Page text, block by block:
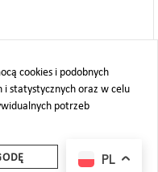
cookies i podobnych
statystycznych oraz w celu
potrzeb
PL